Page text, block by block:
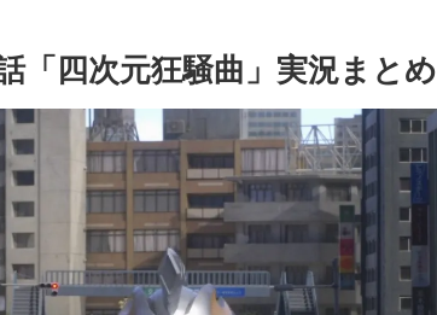
「四次元狂騒曲」実況まとめ